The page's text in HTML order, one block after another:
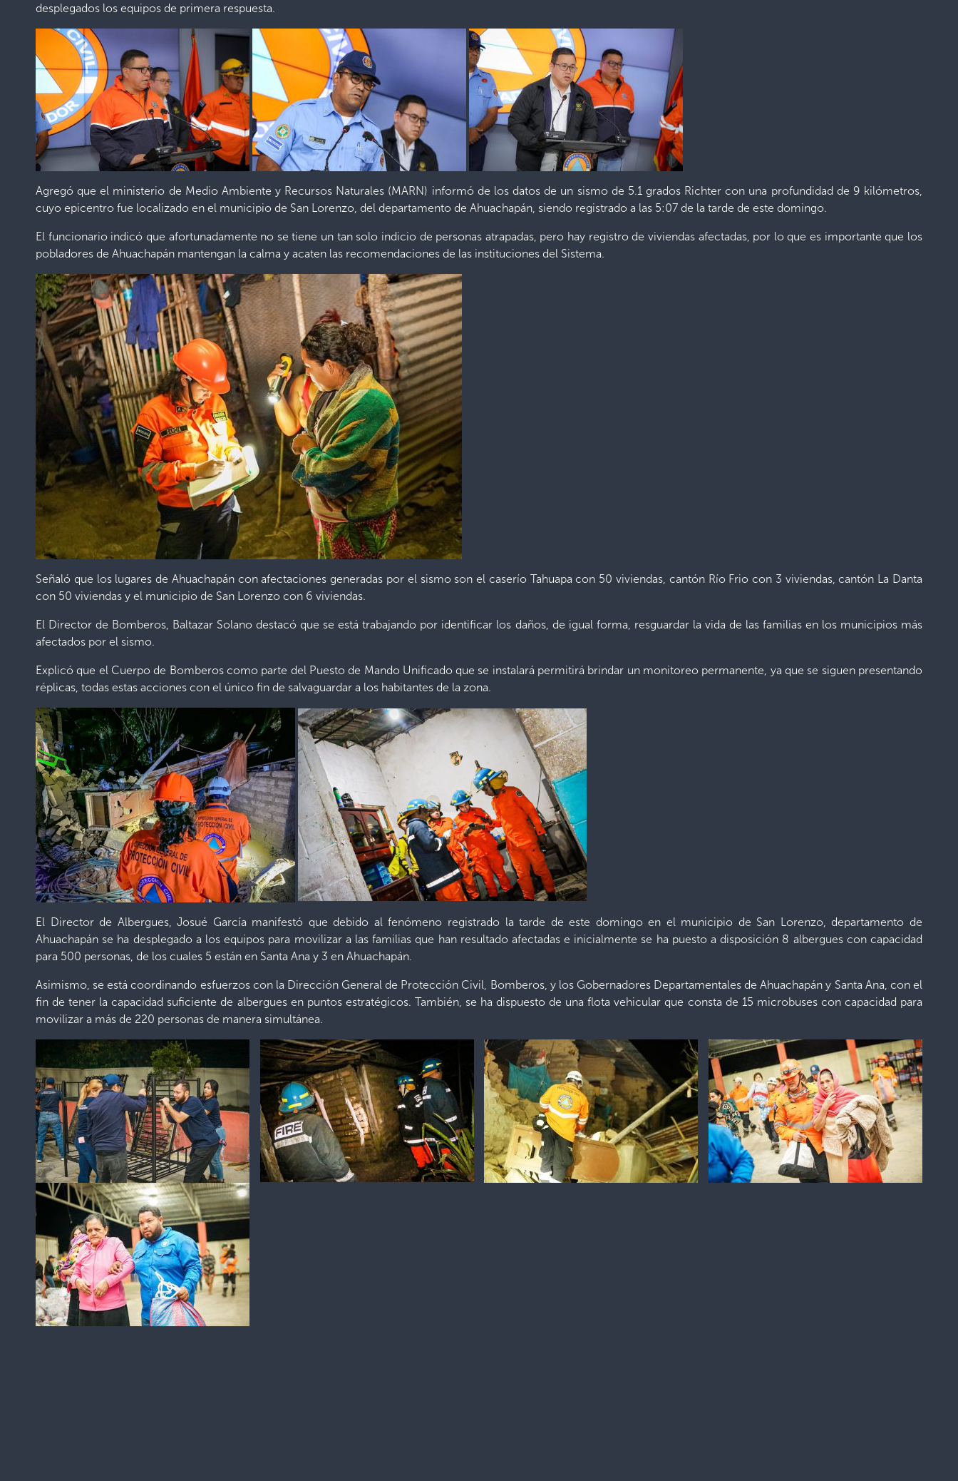
desplegados los equipos de primera respuesta.
Agregó que el ministerio de Medio Ambiente y Recursos Naturales (MARN) informó de los datos de un sismo de 5.1 grados Richter con una profundidad de 9 kilómetros,
cuyo epicentro fue localizado en el municipio de San Lorenzo, del departamento de Ahuachapán, siendo registrado a las 5:07 de la tarde de este domingo.
El funcionario indicó que afortunadamente no se tiene un tan solo indicio de personas atrapadas, pero hay registro de viviendas afectadas, por lo que es importante que los
pobladores de Ahuachapán mantengan la calma y acaten las recomendaciones de las instituciones del Sistema.
Señaló que los lugares de Ahuachapán con afectaciones generadas por el sismo son el caserío Tahuapa con 50 viviendas, cantón Río Frio con 3 viviendas, cantón La Danta
con 50 viviendas y el municipio de San Lorenzo con 6 viviendas.
El Director de Bomberos, Baltazar Solano destacó que se está trabajando por identificar los daños, de igual forma, resguardar la vida de las familias en los municipios más
afectados por el sismo.
Explicó que el Cuerpo de Bomberos como parte del Puesto de Mando Unificado que se instalará permitirá brindar un monitoreo permanente, ya que se siguen presentando
réplicas, todas estas acciones con el único fin de salvaguardar a los habitantes de la zona.
El Director de Albergues, Josué García manifestó que debido al fenómeno registrado la tarde de este domingo en el municipio de San Lorenzo, departamento de
Ahuachapán se ha desplegado a los equipos para movilizar a las familias que han resultado afectadas e inicialmente se ha puesto a disposición 8 albergues con capacidad
para 500 personas, de los cuales 5 están en Santa Ana y 3 en Ahuachapán.
Asimismo, se está coordinando esfuerzos con la Dirección General de Protección Civil, Bomberos, y los Gobernadores Departamentales de Ahuachapán y Santa Ana, con el
fin de tener la capacidad suficiente de albergues en puntos estratégicos. También, se ha dispuesto de una flota vehicular que consta de 15 microbuses con capacidad para
movilizar a más de 220 personas de manera simultánea.